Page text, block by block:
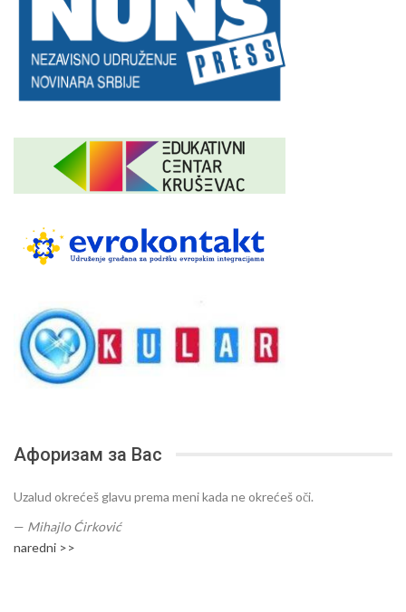
Афоризам за Вас
Uzalud okrećeš glavu prema meni kada ne okrećeš oči.
— Mihajlo Ćirković
naredni >>